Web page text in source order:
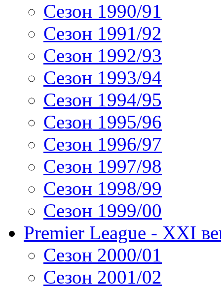
Сезон 1990/91
Сезон 1991/92
Сезон 1992/93
Сезон 1993/94
Сезон 1994/95
Сезон 1995/96
Сезон 1996/97
Сезон 1997/98
Сезон 1998/99
Сезон 1999/00
Premier League - XXI
Сезон 2000/01
Сезон 2001/02